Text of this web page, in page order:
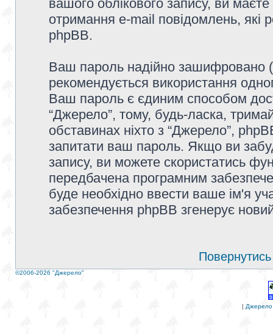
вашого облікового запису, ви
отримання e-mail повідомлень, які
phpBB.
Ваш пароль надійно зашифровано
рекомендується використання
Ваш пароль є єдиним способом
“Джерело”, тому, будь-ласка,
обставинах ніхто з “Джерело”,
запитати ваш пароль. Якщо ви
запису, ви можете скористатись
передбачена програмним
буде необхідно ввести ваше ім'я
забезпечення phpBB згенерує
Повернутись
©2006-2026 "Джерело"
| Джерело